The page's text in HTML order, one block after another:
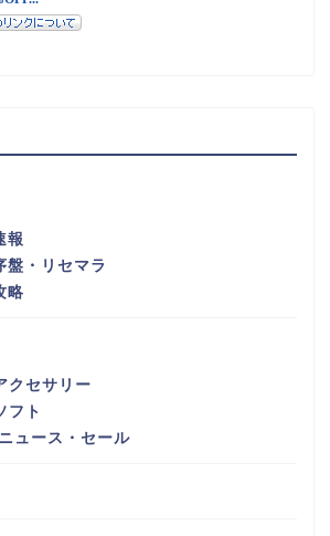
報
盤・リセマラ
略
セサリー
フト
ュース・セール